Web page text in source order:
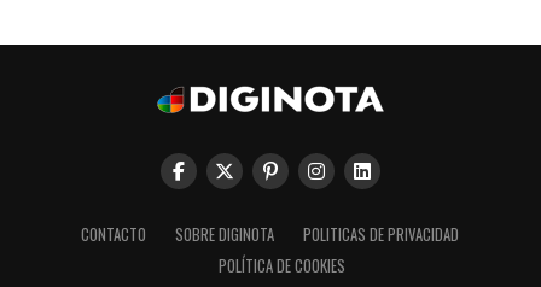
CONTACTO SOBRE DIGINOTA
POLITICAS DE PRIVACIDAD
POLÍTICA DE COOKIES